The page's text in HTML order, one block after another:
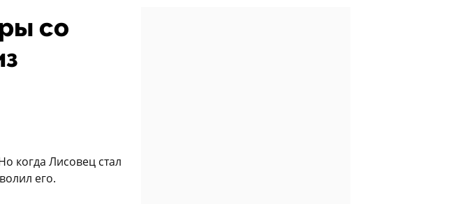
со
когда Лисовец стал
его.